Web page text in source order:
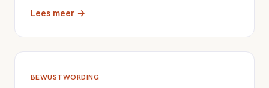
Lees meer →
BEWUSTWORDING